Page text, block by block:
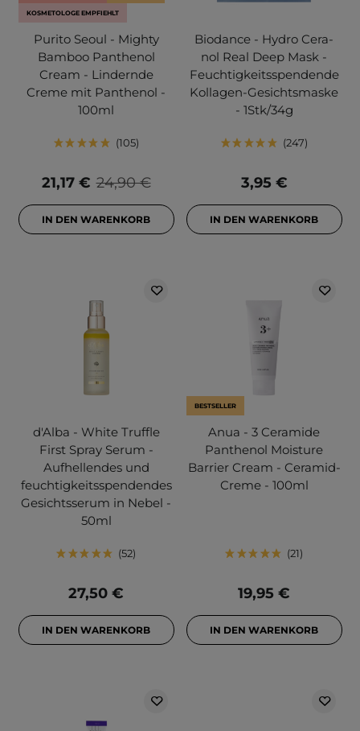
KOSMETOLOGE EMPFIEHLT
Purito Seoul - Mighty
Bamboo Panthenol
Cream - Lindernde
Creme mit Panthenol -
100ml
105
24,90 €
21,17 €
IN DEN WARENKORB
Biodance - Hydro Cera-
nol Real Deep Mask -
Feuchtigkeitsspendende
Kollagen-Gesichtsmaske
- 1Stk/34g
247
3,95 €
IN DEN WARENKORB
d'Alba - White Truffle
First Spray Serum -
Aufhellendes und
feuchtigkeitsspendendes
Gesichtsserum in Nebel -
50ml
52
27,50 €
IN DEN WARENKORB
BESTSELLER
Anua - 3 Ceramide
Panthenol Moisture
Barrier Cream - Ceramid-
Creme - 100ml
21
19,95 €
IN DEN WARENKORB